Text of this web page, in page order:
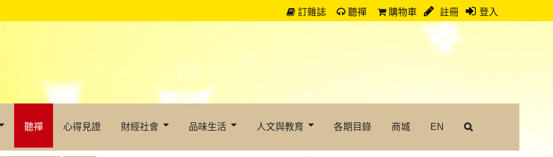
訂雜誌 聽禪 購物車 註冊 登入
聽禪 心得見證 財經社會 品味生活 人文與教育 各期目錄 商城 EN